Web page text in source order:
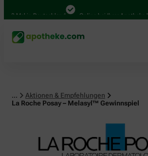
in Deutschland Online bei Ihrer Apotheke bestellen
...
Aktionen & Empfehlungen
La Roche Posay – Melasyl™ Gewinnspiel